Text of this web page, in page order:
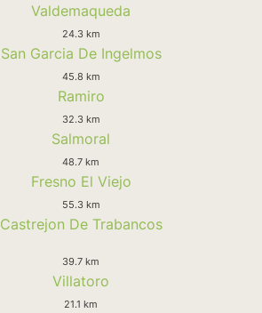
Valdemaqueda
24.3 km
San Garcia De Ingelmos
45.8 km
Ramiro
32.3 km
Salmoral
48.7 km
Fresno El Viejo
55.3 km
Castrejon De Trabancos
39.7 km
Villatoro
21.1 km